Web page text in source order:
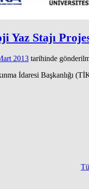
Yaz Stajı
2013 tarihinde
İdaresi Başkanlığı